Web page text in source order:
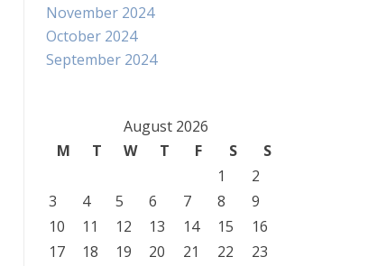
November 2024
October 2024
September 2024
August 2026
M
T W T F S
S
1
2
3
4 5 6 7 8
9
10
11 12 13 14 15
16
17
18 19 20 21 22
23